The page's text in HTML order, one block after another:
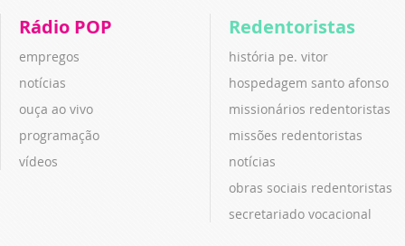
Rádio POP
empregos
notícias
ouça ao vivo
programação
vídeos
Redentoristas
história pe. vitor
hospedagem santo afonso
missionários redentoristas
missões redentoristas
notícias
obras sociais redentoristas
secretariado vocacional